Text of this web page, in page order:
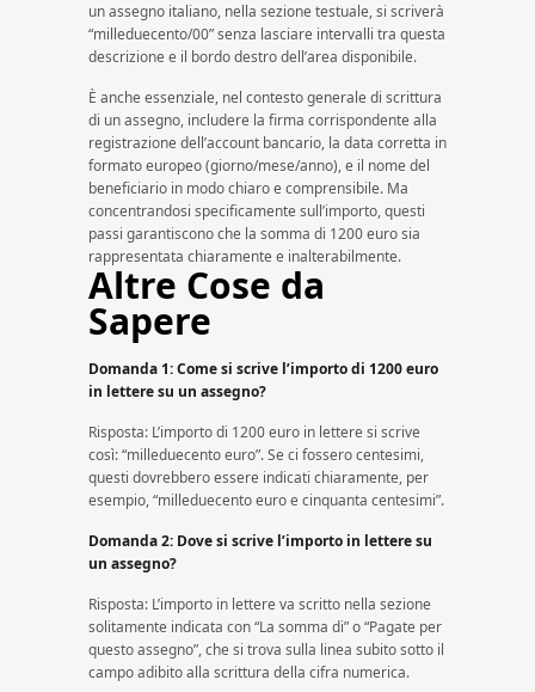
un assegno italiano, nella sezione testuale, si scriverà
“milleduecento/00” senza lasciare intervalli tra questa
descrizione e il bordo destro dell’area disponibile.
È anche essenziale, nel contesto generale di scrittura
di un assegno, includere la firma corrispondente alla
registrazione dell’account bancario, la data corretta in
formato europeo (giorno/mese/anno), e il nome del
beneficiario in modo chiaro e comprensibile. Ma
concentrandosi specificamente sull’importo, questi
passi garantiscono che la somma di 1200 euro sia
rappresentata chiaramente e inalterabilmente.
Altre Cose da
Sapere
Domanda 1: Come si scrive l’importo di 1200 euro
in lettere su un assegno?
Risposta: L’importo di 1200 euro in lettere si scrive
così: “milleduecento euro”. Se ci fossero centesimi,
questi dovrebbero essere indicati chiaramente, per
esempio, “milleduecento euro e cinquanta centesimi”.
Domanda 2: Dove si scrive l’importo in lettere su
un assegno?
Risposta: L’importo in lettere va scritto nella sezione
solitamente indicata con “La somma di” o “Pagate per
questo assegno”, che si trova sulla linea subito sotto il
campo adibito alla scrittura della cifra numerica.